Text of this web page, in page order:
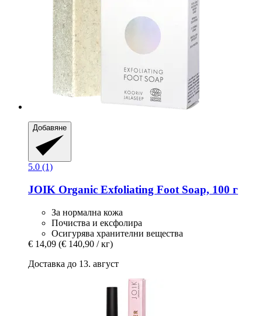
Добавяне
5.0 (1)
JOIK Organic Exfoliating Foot Soap, 100 г
За нормална кожа
Почиства и ексфолира
Осигурява хранителни вещества
€ 14,09 (€ 140,90 / кг)
Доставка до 13. август